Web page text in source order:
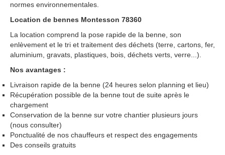
normes environnementales.
Location de bennes Montesson 78360
La location comprend la pose rapide de la benne, son
enlèvement et le tri et traitement des déchets (terre, cartons, fer,
aluminium, gravats, plastiques, bois, déchets verts, verre...).
Nos avantages :
Livraison rapide de la benne (24 heures selon planning et lieu)
Récupération possible de la benne tout de suite après le
chargement
Conservation de la benne sur votre chantier plusieurs jours
(nous consulter)
Ponctualité de nos chauffeurs et respect des engagements
Des conseils gratuits